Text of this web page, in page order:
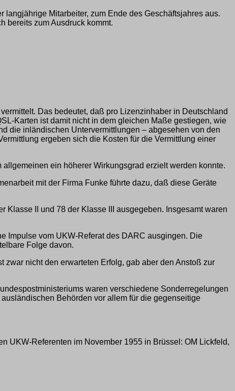
Mitarbeiter, zum Ende des Geschäftsjahres aus.
bereits zum Ausdruck kommt.
Das bedeutet, daß pro Lizenzinhaber in Deutschland
Karten ist damit nicht in dem gleichen Maße gestiegen, wie
die inländischen Untervermittlungen – abgesehen von den
ergeben sich die Kosten für die Vermittlung einer
ein höherer Wirkungsgrad erzielt werden konnte.
mit der Firma Funke führte dazu, daß diese Geräte
Klasse II und 78 der Klasse III ausgegeben. Insgesamt waren
Impulse vom UKW-Referat des DARC ausgingen. Die
Folge davon.
nicht den erwarteten Erfolg, gab aber den Anstoß zur
waren verschiedene Sonderregelungen
Behörden vor allem für die gegenseitige
UKW-Referenten im November 1955 in Brüssel: OM Lickfeld,